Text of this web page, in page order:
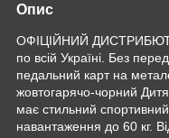
Опис
ОФІЦІЙНИЙ
по всій Україні. Без
педальний карт на
жовтогарячо-чорний
має стильний
навантаження до 60 кг.